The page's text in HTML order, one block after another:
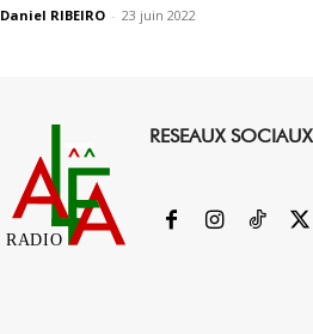
Daniel RIBEIRO - 23 juin 2022
RADIO
RESEAUX SOCIAUX